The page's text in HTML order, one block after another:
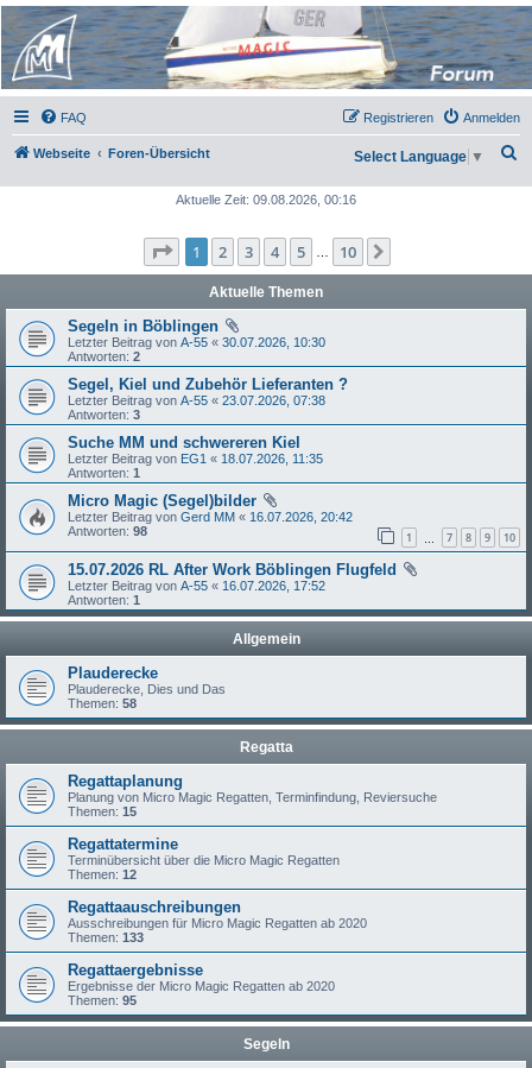
Micro Magic Forum
Deutschland
FAQ Anmelden
Registrieren
Webseite Foren-Übersicht Select Language ▼
Aktuelle Zeit: 09.08.2026, 00:16
Seite 1von 10
1 2 3 4 5 10
Aktuelle Themen
Segeln in Böblingen
Letzter Beitrag von A-55 « 30.07.2026, 10:30
Antworten: 2
Segel, Kiel und Zubehör Lieferanten ?
Letzter Beitrag von A-55 « 23.07.2026, 07:38
Antworten: 3
Suche MM und schwereren Kiel
Letzter Beitrag von EG1 « 18.07.2026, 11:35
Antworten: 1
Micro Magic (Segel)bilder
Letzter Beitrag von Gerd MM « 16.07.2026, 20:42
Antworten: 98 1 7 8 9 10
15.07.2026 RL After Work Böblingen Flugfeld
Letzter Beitrag von A-55 « 16.07.2026, 17:52
Antworten: 1
Allgemein
Plauderecke
Plauderecke, Dies und Das
Themen: 58
Regatta
Regattaplanung
Planung von Micro Magic Regatten, Terminfindung, Reviersuche
Themen: 15
Regattatermine
Terminübersicht über die Micro Magic Regatten
Themen: 12
Regattaauschreibungen
Ausschreibungen für Micro Magic Regatten ab 2020
Themen: 133
Regattaergebnisse
Ergebnisse der Micro Magic Regatten ab 2020
Themen: 95
Segeln